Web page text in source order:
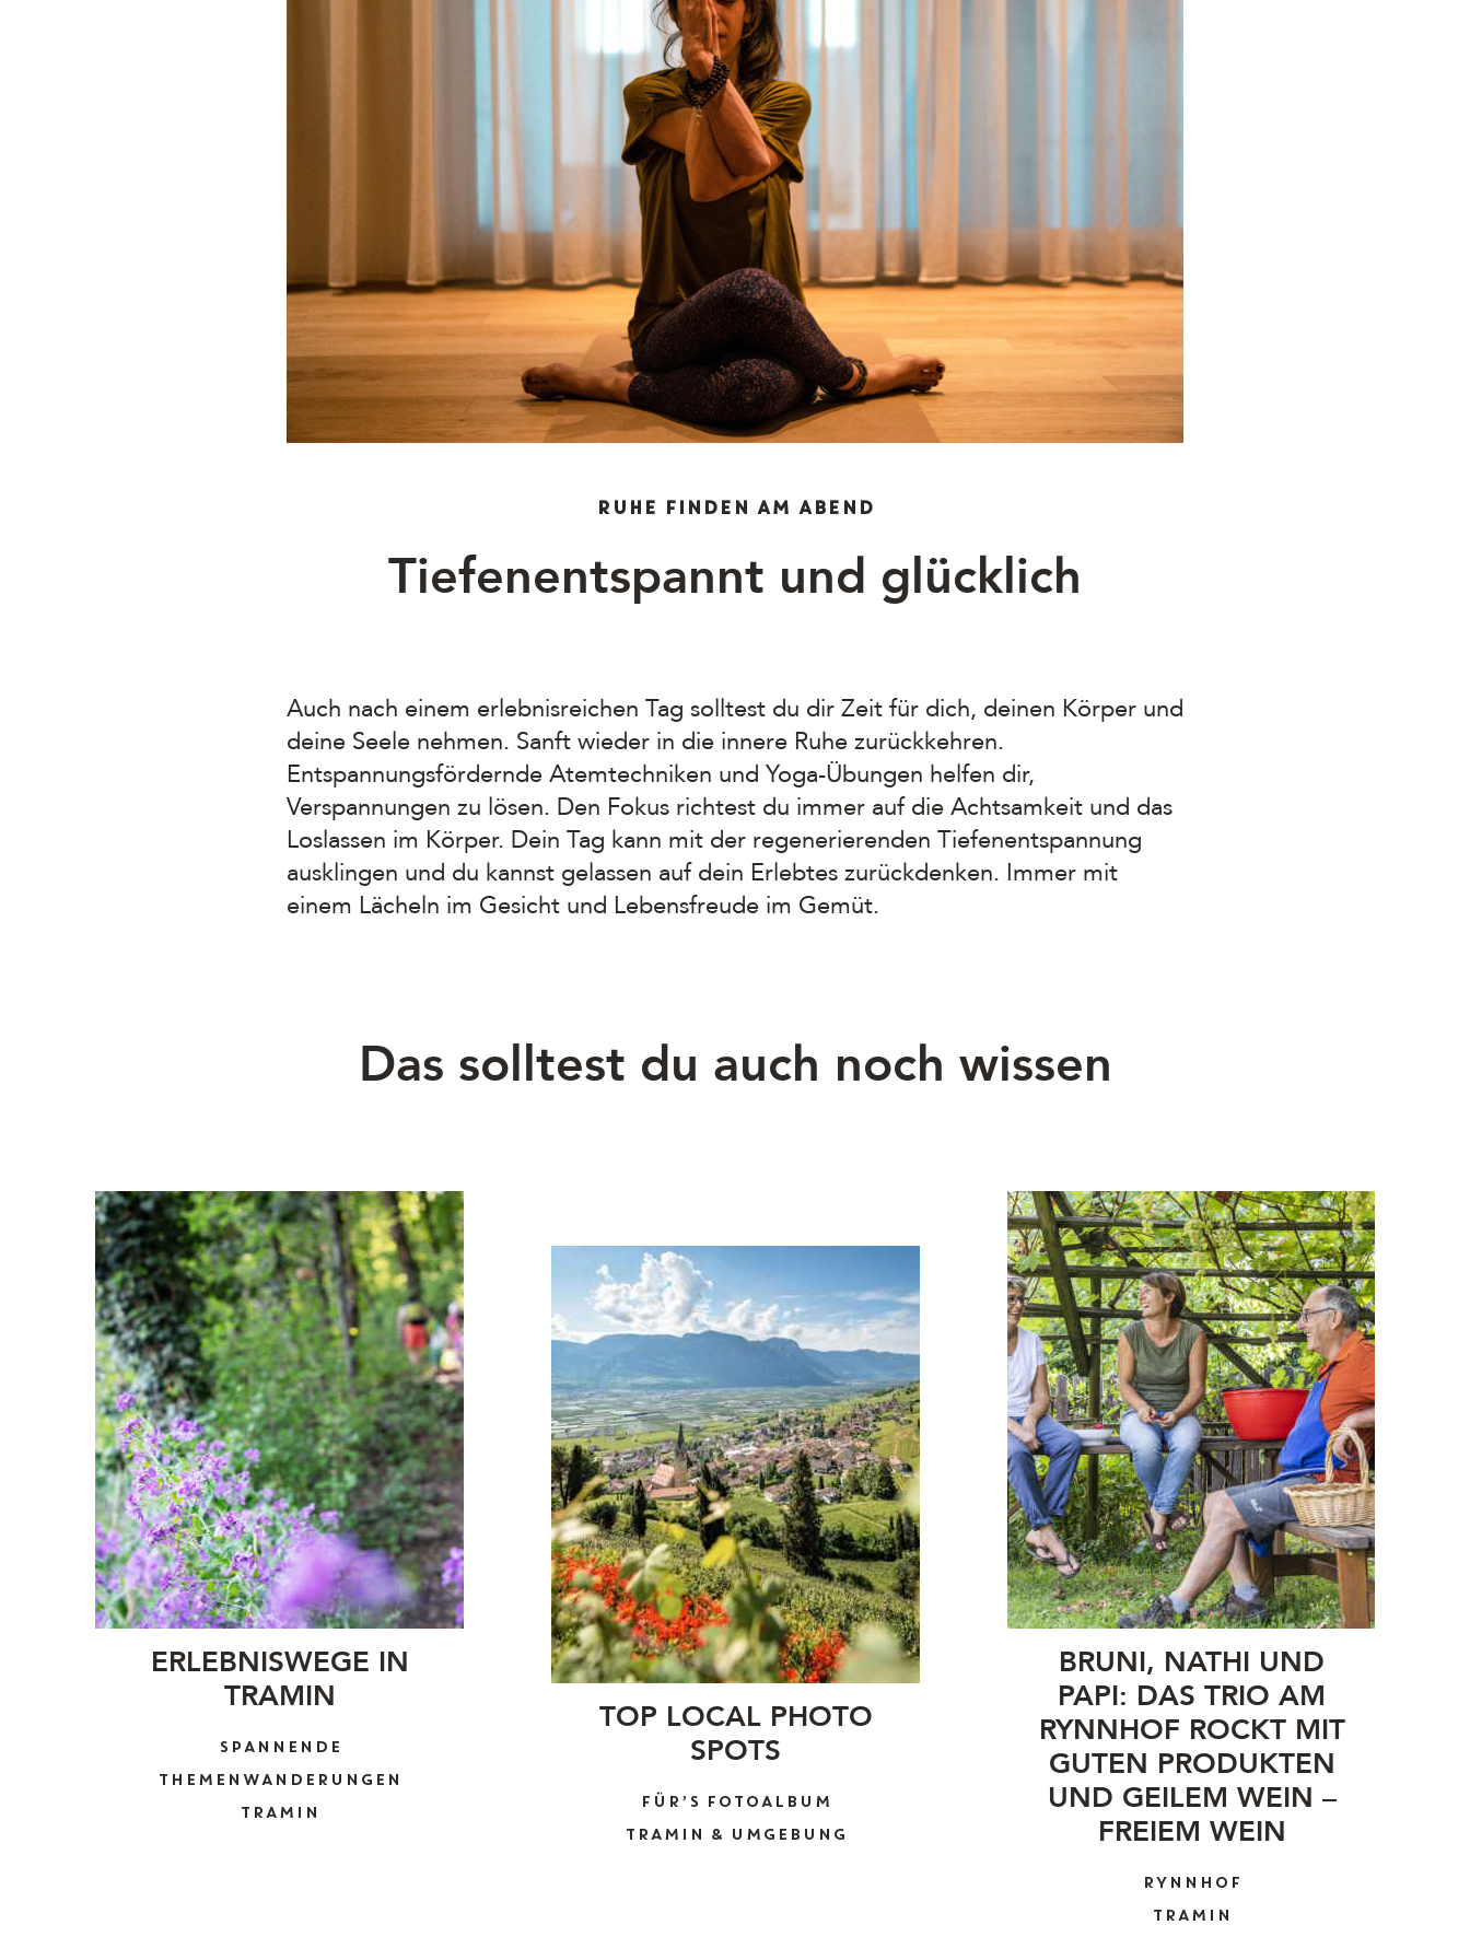
RUHE FINDEN AM ABEND
Tiefenentspannt und glücklich
Auch nach einem erlebnisreichen Tag solltest du dir Zeit für dich, deinen Körper und
deine Seele nehmen. Sanft wieder in die innere Ruhe zurückkehren.
Entspannungsfördernde Atemtechniken und Yoga-Übungen helfen dir,
Verspannungen zu lösen. Den Fokus richtest du immer auf die Achtsamkeit und das
Loslassen im Körper. Dein Tag kann mit der regenerierenden Tiefenentspannung
ausklingen und du kannst gelassen auf dein Erlebtes zurückdenken. Immer mit
einem Lächeln im Gesicht und Lebensfreude im Gemüt.
Das solltest du auch noch wissen
ERLEBNISWEGE IN
TRAMIN
SPANNENDE
THEMENWANDERUNGEN
TRAMIN
TOP LOCAL PHOTO
SPOTS
FÜR’S FOTOALBUM
TRAMIN & UMGEBUNG
BRUNI, NATHI UND
PAPI: DAS TRIO AM
RYNNHOF ROCKT MIT
GUTEN PRODUKTEN
UND GEILEM WEIN –
FREIEM WEIN
RYNNHOF
TRAMIN